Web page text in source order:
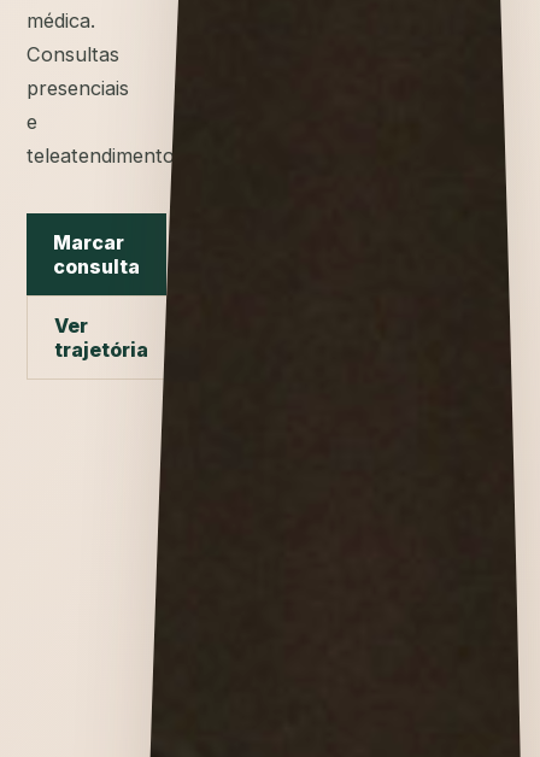
médica.
Consultas
presenciais
e
teleatendimento.
Marcar
consulta
Ver
trajetória